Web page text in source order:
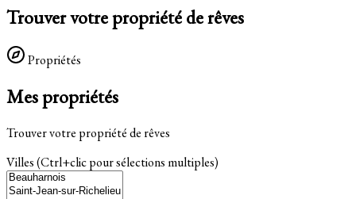
Trouver votre propriété de rêves
Propriétés
Mes propriétés
Trouver votre propriété de rêves
Villes (Ctrl+clic pour sélections multiples)